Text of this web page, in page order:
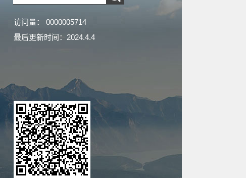
访问量： 0000005714
最后更新时间： 2024.4.4